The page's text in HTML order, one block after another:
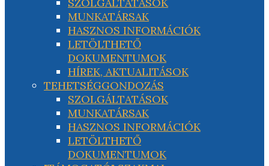
MUNKATÁRSAK
HASZNOS INFORMÁCIÓK
LETÖLTHETŐ
DOKUMENTUMOK
HÍREK, AKTUALITÁSOK
TEHETSÉGGONDOZÁS
SZOLGÁLTATÁSOK
MUNKATÁRSAK
HASZNOS INFORMÁCIÓK
LETÖLTHETŐ
DOKUMENTUMOK